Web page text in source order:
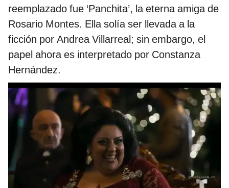
reemplazado fue ‘Panchita’, la eterna amiga de
Rosario Montes. Ella solía ser llevada a la
ficción por Andrea Villarreal; sin embargo, el
papel ahora es interpretado por Constanza
Hernández.